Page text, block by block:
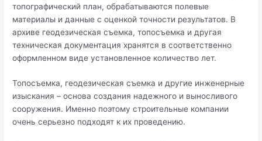
топографический план, обрабатываются полевые
материалы и данные с оценкой точности результатов. В
архиве геодезическая съемка, топосъемка и другая
техническая документация хранятся в соответственно
оформленном виде установленное количество лет.
Топосъемка, геодезическая съемка и другие инженерные
изыскания – основа создания надежного и выносливого
сооружения. Именно поэтому строительные компании
очень серьезно подходят к их проведению.